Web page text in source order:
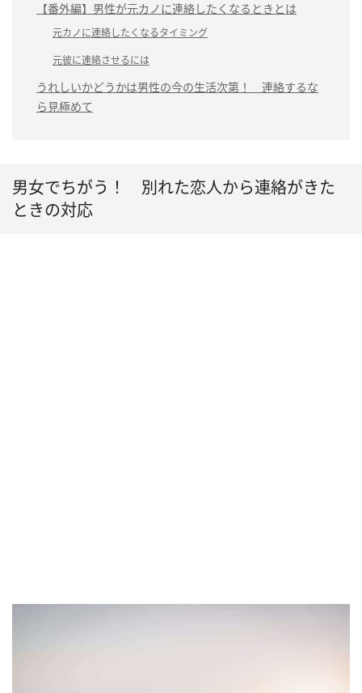
【番外編】男性が元カノに連絡したくなるときとは
元カノに連絡したくなるタイミング
元彼に連絡させるには
うれしいかどうかは男性の今の生活次第！ 連絡するな
ら見極めて
男女でちがう！ 別れた恋人から連絡がきた
ときの対応